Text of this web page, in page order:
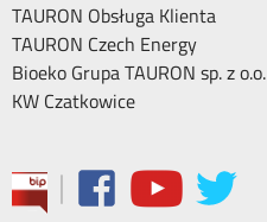
TAURON Obsługa Klienta
TAURON Czech Energy
Bioeko Grupa TAURON sp. z o.o.
KW Czatkowice
|